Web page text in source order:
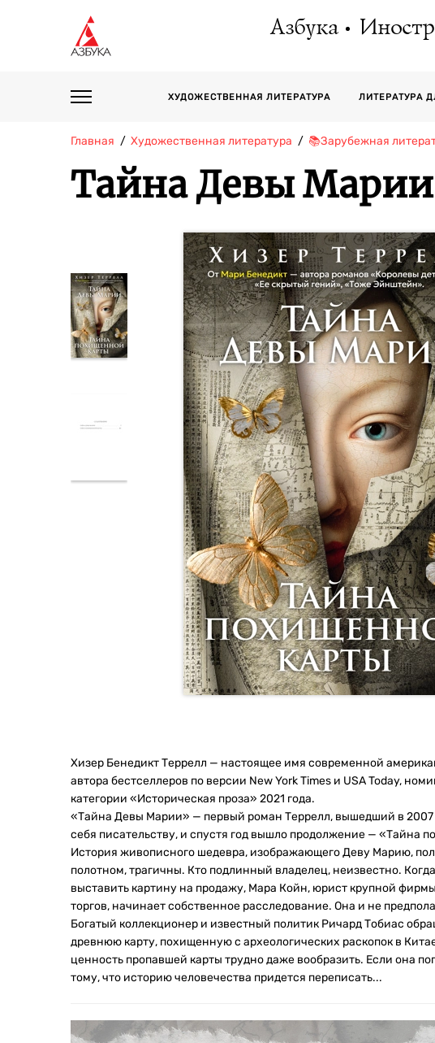
Азбука
ХУДОЖЕСТВЕННАЯ ЛИТЕРАТУРА ЛИТЕРАТУРА
Главная Художественная литература 📚Зарубежная
Тайна Девы
Хизер Бенедикт Террелл — настоящее имя современной
автора бестселлеров по версии New York Times и USA Today,
категории «Историческая проза» 2021 года.
«Тайна Девы Марии» — первый роман Террелл, вышедший в 2007
себя писательству, и спустя год вышло продолжение — «Тайна
История живописного шедевра, изображающего Деву Марию,
полотном, трагичны. Кто подлинный владелец, неизвестно.
выставить картину на продажу, Мара Койн, юрист крупной
торгов, начинает собственное расследование. Она и не
Богатый коллекционер и известный политик Ричард Тобиас
древнюю карту, похищенную с археологических раскопок в
ценность пропавшей карты трудно даже вообразить. Если она
тому, что историю человечества придется переписать...